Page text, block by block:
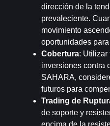
dirección de la
prevaleciente.
movimiento
oportunidades
Cobertura: Utilizar
inversiones contra
SAHARA,
futuros para
Trading de
de soporte y